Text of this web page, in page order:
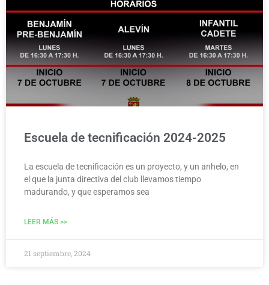
Escuela de tecnificación 2024-2025
La escuela de tecnificación es un proyecto, y un anhelo, en
el que la junta directiva del club llevamos tiempo
madurando, y que esperamos sea
LEER MÁS >>
21 septiembre, 2024